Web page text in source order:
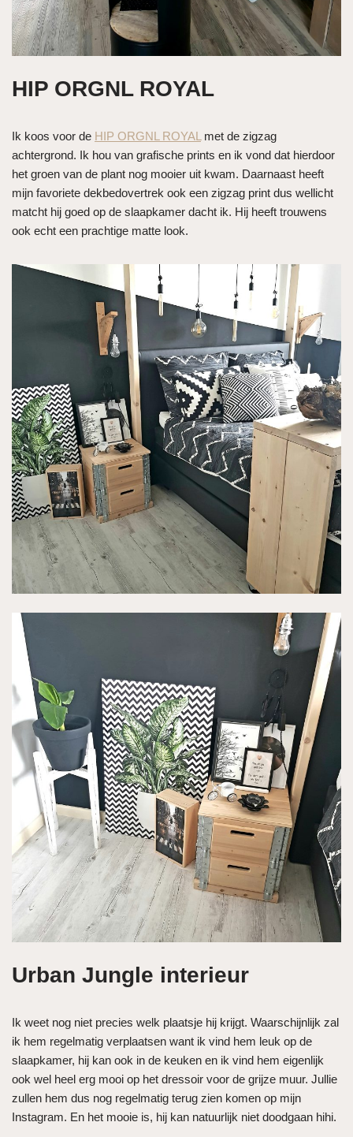
HIP ORGNL ROYAL
Ik koos voor de HIP ORGNL ROYAL met de zigzag
achtergrond. Ik hou van grafische prints en ik vond dat hierdoor
het groen van de plant nog mooier uit kwam. Daarnaast heeft
mijn favoriete dekbedovertrek ook een zigzag print dus wellicht
matcht hij goed op de slaapkamer dacht ik. Hij heeft trouwens
ook echt een prachtige matte look.
Urban Jungle interieur
Ik weet nog niet precies welk plaatsje hij krijgt. Waarschijnlijk zal
ik hem regelmatig verplaatsen want ik vind hem leuk op de
slaapkamer, hij kan ook in de keuken en ik vind hem eigenlijk
ook wel heel erg mooi op het dressoir voor de grijze muur. Jullie
zullen hem dus nog regelmatig terug zien komen op mijn
Instagram. En het mooie is, hij kan natuurlijk niet doodgaan hihi.